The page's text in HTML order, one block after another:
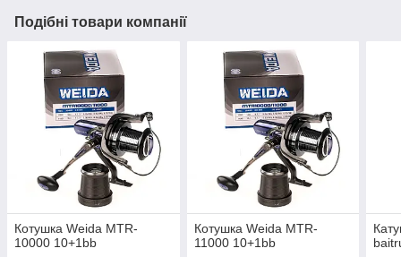
Подібні товари компанії
Котушка Weida MTR-
10000 10+1bb
Котушка Weida MTR-
11000 10+1bb